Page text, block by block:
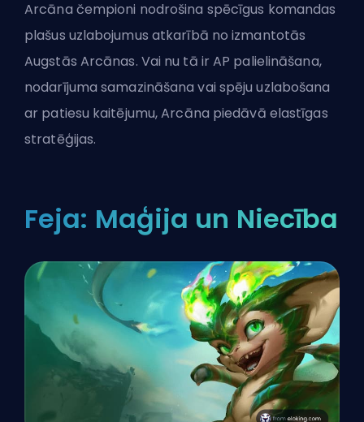
Arcāna čempioni nodrošina spēcīgus komandas
plašus uzlabojumus atkarībā no izmantotās
Augstās Arcānas. Vai nu tā ir AP palielināšana,
nodarījuma samazināšana vai spēju uzlabošana
ar patiesu kaitējumu, Arcāna piedāvā elastīgas
stratēģijas.
Feja: Maģija un Niecība